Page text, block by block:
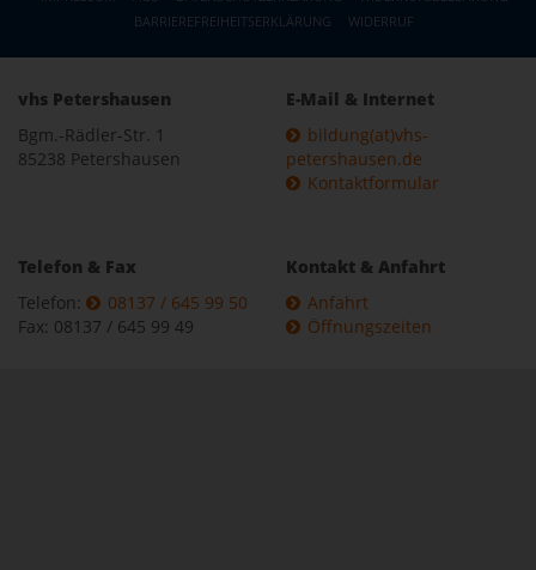
BARRIEREFREIHEITSERKLÄRUNG
WIDERRUF
vhs Petershausen
Bgm.-Rädler-Str. 1
85238 Petershausen
E-Mail & Internet
bildung(at)vhs-
petershausen.de
Kontaktformular
Telefon & Fax
Telefon:
08137 / 645 99 50
Fax: 08137 / 645 99 49
Kontakt & Anfahrt
Anfahrt
Öffnungszeiten